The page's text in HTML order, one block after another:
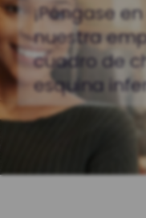
¡Póngase
nuestra
cuadro de
esquina